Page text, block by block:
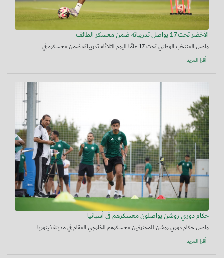
الأخضر تحت17 يواصل تدريباته ضمن معسكر الطائف
واصل المنتخب الوطني تحت 17 عامًا اليوم الثلاثاء تدريباته ضمن معسكره في...
أقرأ المزيد
حكام دوري روشن يواصلون معسكرهم في أسبانيا
واصل حكام دوري روشن للمحترفين معسكرهم الخارجي المقام في مدينة فيتوريا ...
أقرأ المزيد